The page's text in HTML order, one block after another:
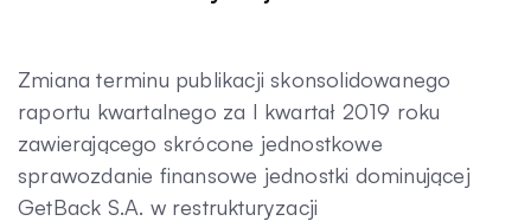
Kontakt
Zmiana terminu publikacji skonsolidowanego
raportu kwartalnego za I kwartał 2019 roku
zawierającego skrócone jednostkowe
sprawozdanie finansowe jednostki dominującej
GetBack S.A. w restrukturyzacji